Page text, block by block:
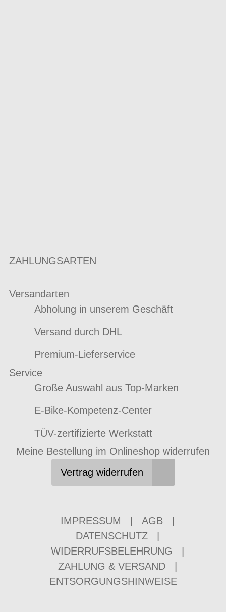
ZAHLUNGSARTEN
Versandarten
Abholung in unserem Geschäft
Versand durch DHL
Premium-Lieferservice
Service
Große Auswahl aus Top-Marken
E-Bike-Kompetenz-Center
TÜV-zertifizierte Werkstatt
Meine Bestellung im Onlineshop widerrufen
Vertrag widerrufen
IMPRESSUM AGB
DATENSCHUTZ
WIDERRUFSBELEHRUNG
ZAHLUNG & VERSAND
ENTSORGUNGSHINWEISE